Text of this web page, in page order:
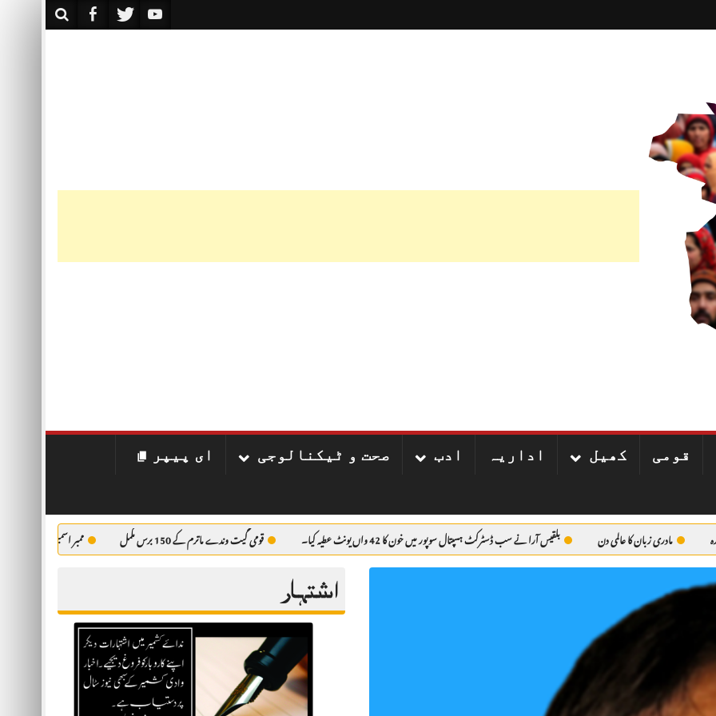
قومی کھیل اداریہ ادب صحت و ٹیکنالوجی ای پیپر
مادری زبان کا عالمی دن بلقیس آرا نے سب ڈسٹرکٹ ہسپتال سوپور میں خون کا 42 واں یونٹ عطیہ کیا۔ قومی گیت وندے ماترم کے 150 برس مکمل ممبر اسمبلی پلوامہ کی سفارش
اشتہار